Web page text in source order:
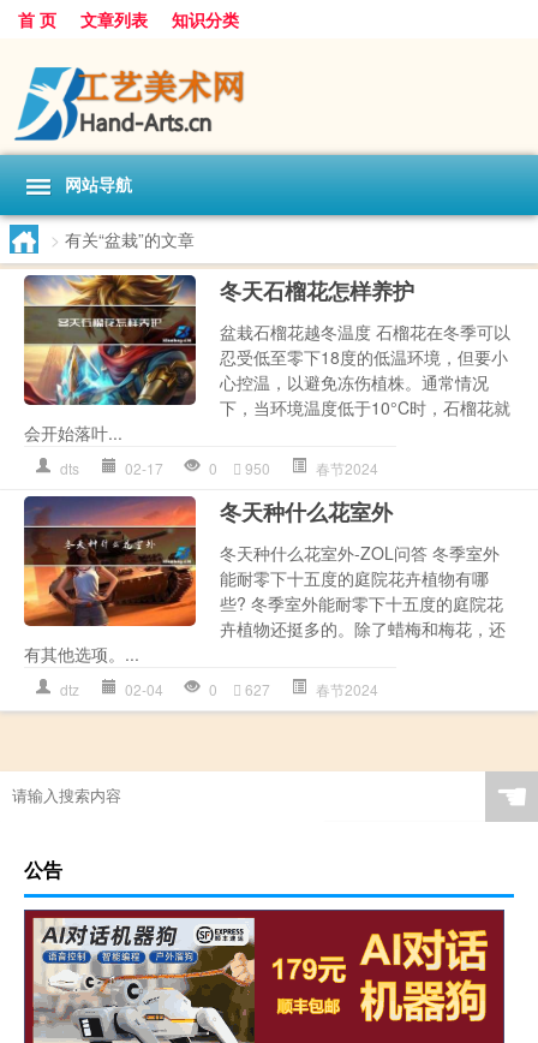
首 页 文章列表 知识分类
网站导航
> 有关“盆栽”的文章
冬天石榴花怎样养护
盆栽石榴花越冬温度 石榴花在冬季可以
忍受低至零下18度的低温环境，但要小
心控温，以避免冻伤植株。通常情况
下，当环境温度低于10°C时，石榴花就
会开始落叶...
dts 02-17 0 950 春节2024
冬天种什么花室外
冬天种什么花室外-ZOL问答 冬季室外
能耐零下十五度的庭院花卉植物有哪
些? 冬季室外能耐零下十五度的庭院花
卉植物还挺多的。除了蜡梅和梅花，还
有其他选项。...
dtz 02-04 0 627 春节2024
☚
公告